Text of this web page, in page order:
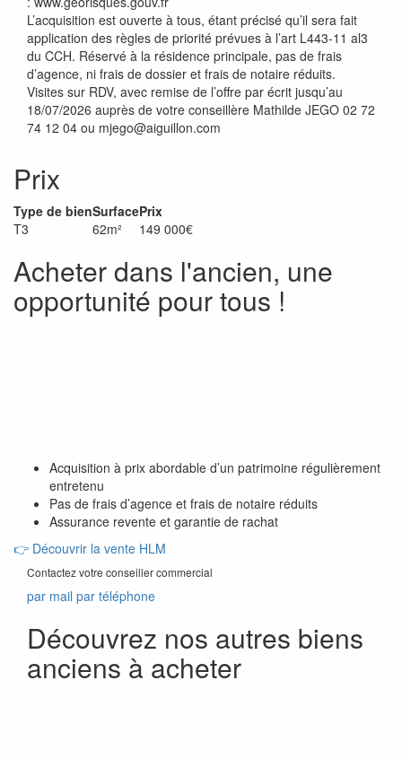
L’acquisition est ouverte à tous, étant précisé qu’il sera fait
application des règles de priorité prévues à l’art L443-11 al3
du CCH. Réservé à la résidence principale, pas de frais
d’agence, ni frais de dossier et frais de notaire réduits.
Visites sur RDV, avec remise de l’offre par écrit jusqu’au
18/07/2026 auprès de votre conseillère Mathilde JEGO 02 72
74 12 04 ou mjego@aiguillon.com
Prix
Type de bienSurfacePrix
T3
62m² 149 000€
Acheter dans l'ancien, une
opportunité pour tous !
Acquisition à prix abordable d’un patrimoine régulièrement
entretenu
Pas de frais d’agence et frais de notaire réduits
Assurance revente et garantie de rachat
👉 Découvrir la vente HLM
Contactez votre conseiller commercial
par mail par téléphone
Découvrez nos autres biens
anciens à acheter